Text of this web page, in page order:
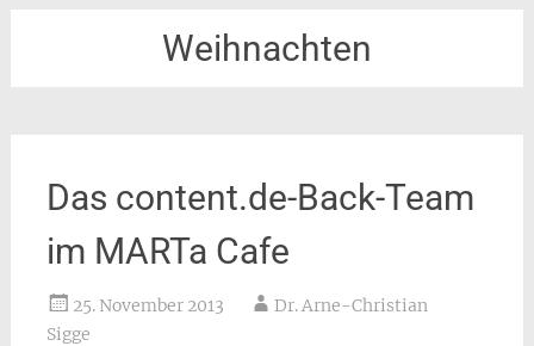
Weihnachten
Das content.de-Back-Team
im MARTa Cafe
25. November 2013
Dr. Arne-Christian
Sigge